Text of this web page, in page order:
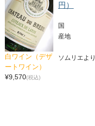
白ワイン（デザ
ートワイン）
¥9,570(税込)
円）
国
産地
ソムリエより